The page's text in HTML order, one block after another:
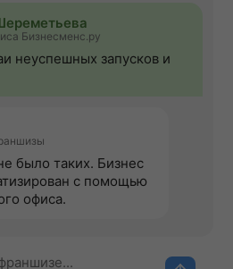
Бизнесменс.ру
неуспешных запусков и
было таких. Бизнес
с помощью
офиса.